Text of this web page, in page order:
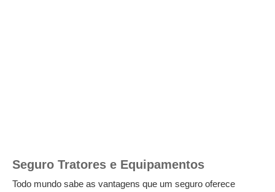
Seguro Tratores e Equipamentos
Todo mundo sabe as vantagens que um seguro oferece